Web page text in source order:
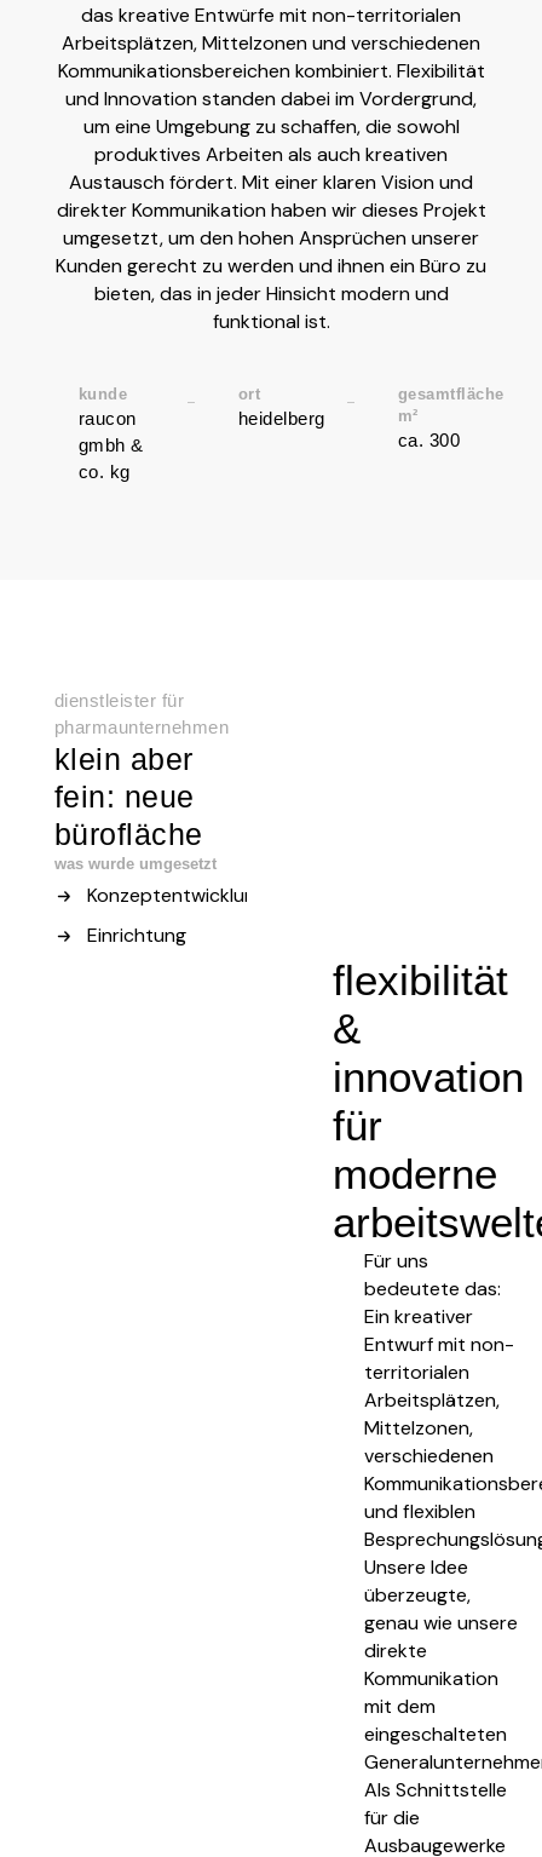
das kreative Entwürfe mit non-territorialen
Arbeitsplätzen, Mittelzonen und verschiedenen
Kommunikationsbereichen kombiniert. Flexibilität
und Innovation standen dabei im Vordergrund,
um eine Umgebung zu schaffen, die sowohl
produktives Arbeiten als auch kreativen
Austausch fördert. Mit einer klaren Vision und
direkter Kommunikation haben wir dieses Projekt
umgesetzt, um den hohen Ansprüchen unserer
Kunden gerecht zu werden und ihnen ein Büro zu
bieten, das in jeder Hinsicht modern und
funktional ist.
kunde
raucon
gmbh &
co. kg
ort
heidelberg
gesamtfläche
m²
ca. 300
dienstleister für
pharmaunternehmen
klein aber
fein: neue
bürofläche
was wurde umgesetzt
Konzeptentwicklung
Einrichtung
flexibilität
&
innovation
für
moderne
Für uns
bedeutete das:
Ein kreativer
Entwurf mit non-
territorialen
Arbeitsplätzen,
Mittelzonen,
verschiedenen
und flexiblen
Unsere Idee
überzeugte,
genau wie unsere
direkte
Kommunikation
mit dem
eingeschalteten
Als Schnittstelle
für die
Ausbaugewerke